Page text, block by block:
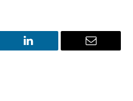
LinkedIn Email